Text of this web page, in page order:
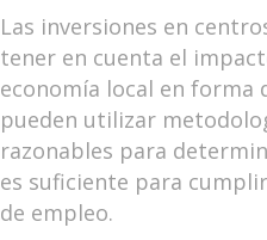
Las inversiones en
tener en cuenta el
economía local en forma
pueden utilizar
razonables para
es suficiente para
de empleo.